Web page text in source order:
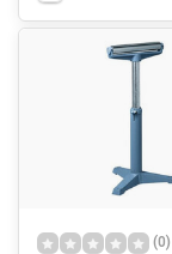
(0)